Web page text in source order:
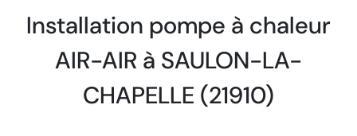
Installation pompe à chaleur
AIR-AIR à SAULON-LA-
CHAPELLE (21910)